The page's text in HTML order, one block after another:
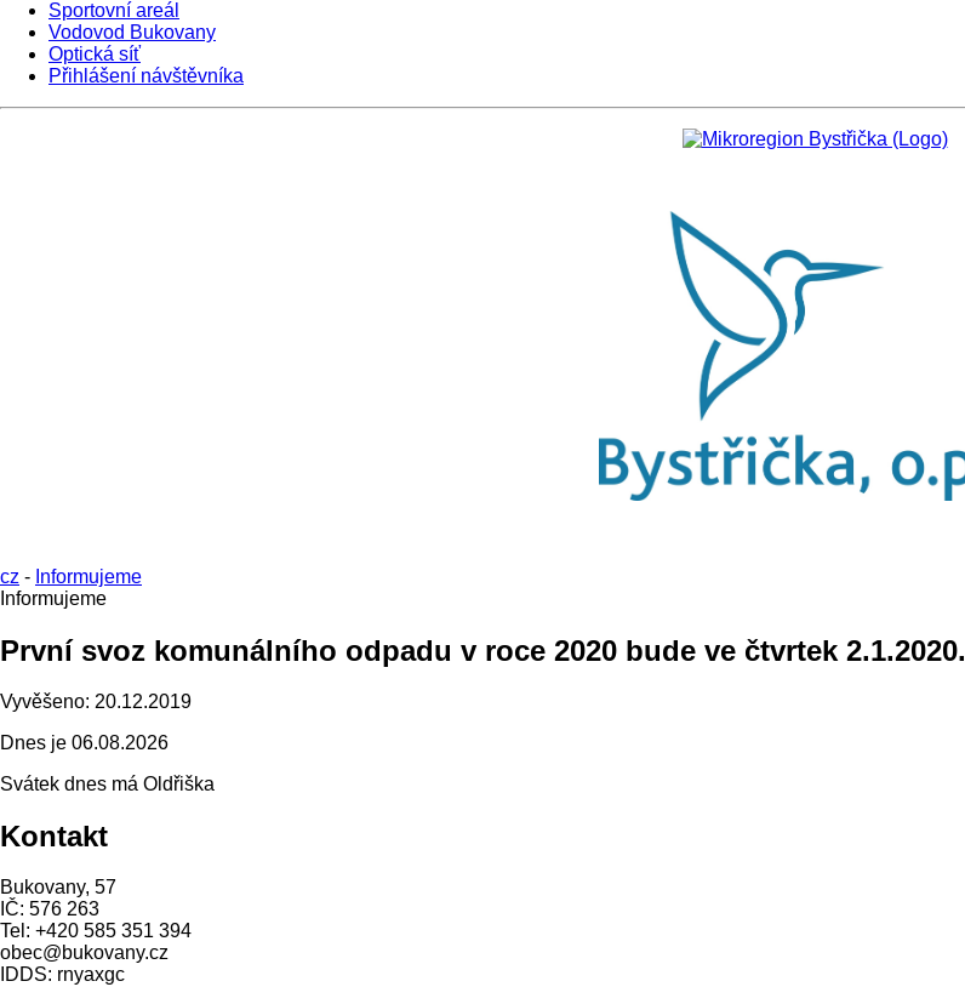
Sportovní areál
Vodovod Bukovany
Optická síť
Přihlášení návštěvníka
cz - Informujeme
Informujeme
První svoz komunálního odpadu v roce 2020 bude ve čtvrtek 2.1.2020.
Vyvěšeno: 20.12.2019
Dnes je 06.08.2026
Svátek dnes má Oldřiška
Kontakt
Bukovany, 57
IČ: 576 263
Tel: +420 585 351 394
obec@bukovany.cz
IDDS: rnyaxgc